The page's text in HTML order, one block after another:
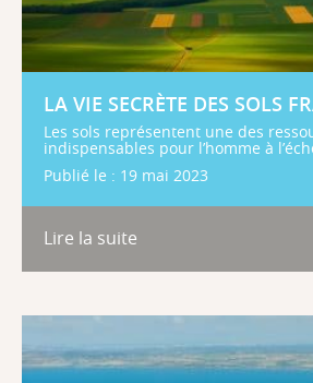
LA VIE SECRÈTE DES SOLS
Les sols représentent une des
indispensables pour l’homme à
Publié le : 19 mai 2023
Lire la suite